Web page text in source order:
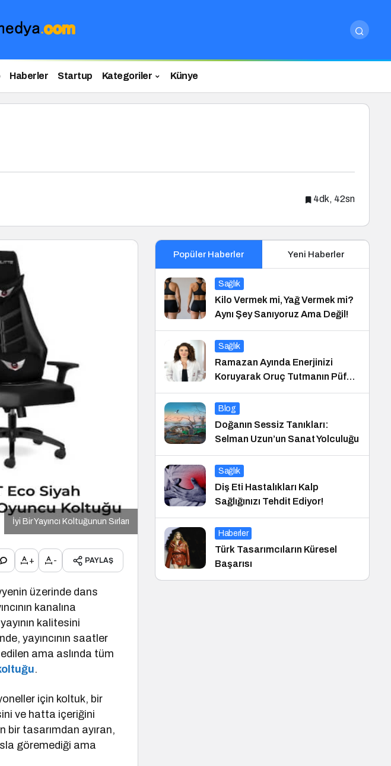
Haberler Startup Kategoriler Künye
4dk, 42sn
İyi Bir Yayıncı Koltuğunun Sırları
+ - PAYLAŞ
üzerinde dans
kanalına
kalitesini
yayıncının saatler
ama aslında tüm
.
için koltuk, bir
ve hatta içeriğini
bir tasarımdan ayıran,
göremediği ama
Popüler Haberler Yeni Haberler
Sağlık
Kilo Vermek mi, Yağ Vermek mi?
Aynı Şey Sanıyoruz Ama Değil!
Sağlık
Ramazan Ayında Enerjinizi
Koruyarak Oruç Tutmanın Püf
Noktaları
Blog
Doğanın Sessiz Tanıkları:
Selman Uzun’un Sanat Yolculuğu
Sağlık
Diş Eti Hastalıkları Kalp
Sağlığınızı Tehdit Ediyor!
Haberler
Türk Tasarımcıların Küresel
Başarısı